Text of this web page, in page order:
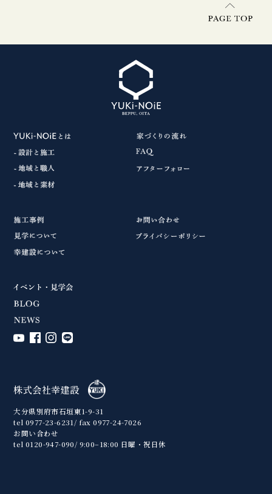
株式会社幸建設
大分県別府市石垣東1-9-31
tel 0977-23-6231/ fax 0977-24-7026
お問い合わせ
tel 0120-947-090/ 9:00–18:00 日曜・祝日休